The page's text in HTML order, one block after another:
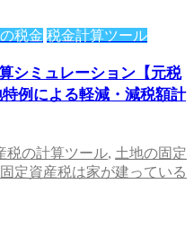
税金 税金計算ツール
シミュレーション【元税
例による軽減・減税額計
税の計算ツール, 土地の固定
定資産税は家が建っている